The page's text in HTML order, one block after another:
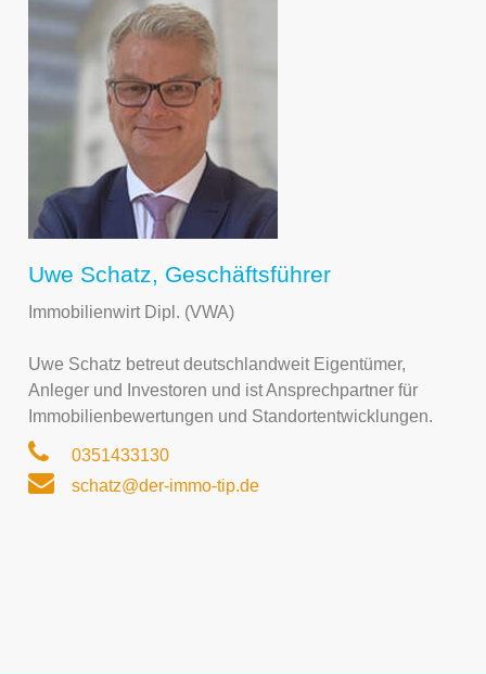
Uwe Schatz, Geschäftsführer
Immobilienwirt Dipl. (VWA)
Uwe Schatz betreut deutschlandweit Eigentümer,
Anleger und Investoren und ist Ansprechpartner für
Immobilienbewertungen und Standortentwicklungen.
0351433130
schatz@der-immo-tip.de